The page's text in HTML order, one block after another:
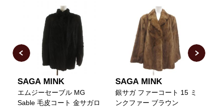
SAGA MINK
エムジーセーブル MG
Sable 毛皮コート 金サガロ
SAGA MINK
銀サガ ファーコート 15 ミ
ンクファー ブラウン